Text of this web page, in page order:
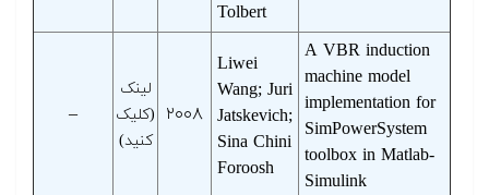
Tolbert
A VBR induction
machine model
implementation for
SimPowerSystem
toolbox in Matlab-
Simulink
Liwei
Wang; Juri
Jatskevich;
Sina Chini
Foroosh
۲۰۰۸
(کلیک